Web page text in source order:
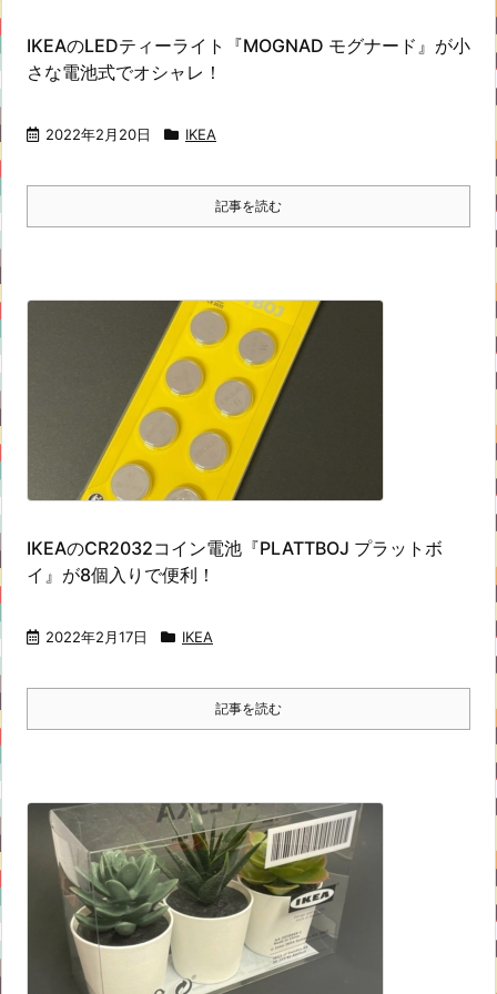
IKEAのLEDティーライト『MOGNAD モグナード』が小
さな電池式でオシャレ！
2022年2月20日 IKEA
記事を読む
IKEAのCR2032コイン電池『PLATTBOJ プラットボ
イ』が8個入りで便利！
2022年2月17日 IKEA
記事を読む